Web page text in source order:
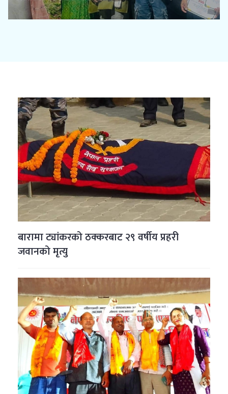
बारामा ट्यांकरको ठक्करबाट २९ वर्षीय प्रहरी
जवानको मृत्यु